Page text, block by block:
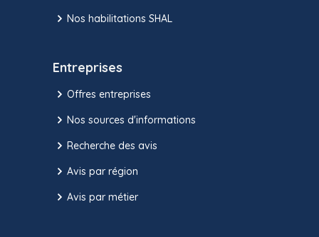
Nos habilitations SHAL
Entreprises
Offres entreprises
Nos sources d'informations
Recherche des avis
Avis par région
Avis par métier